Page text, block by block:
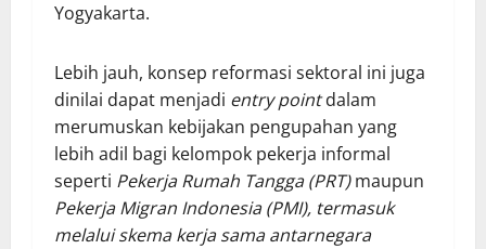
Yogyakarta.
Lebih jauh, konsep reformasi sektoral ini juga
dinilai dapat menjadi entry pointdalam
merumuskan kebijakan pengupahan yang
lebih adil bagi kelompok pekerja informal
seperti Pekerja Rumah Tangga (PRT)maupun
Pekerja Migran Indonesia (PMI), termasuk
melalui skema kerja sama antarnegara